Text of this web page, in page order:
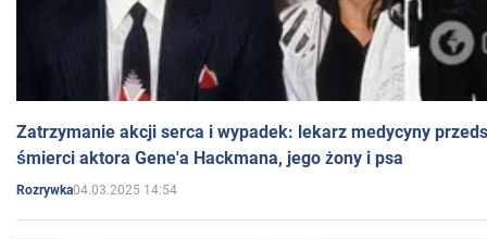
Zatrzymanie akcji serca i wypadek: lekarz medycyny
śmierci aktora Gene'a Hackmana, jego żony i psa
Rozrywka04.03.2025 14:54